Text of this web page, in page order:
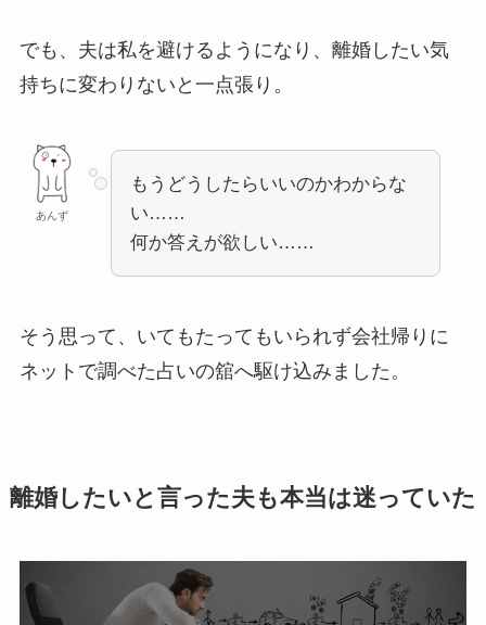
でも、夫は私を避けるようになり、離婚したい気
持ちに変わりないと一点張り。
あんず
もうどうしたらいいのかわからな
い……
何か答えが欲しい……
そう思って、いてもたってもいられず会社帰りに
ネットで調べた占いの舘へ駆け込みました。
離婚したいと言った夫も本当は迷っていた